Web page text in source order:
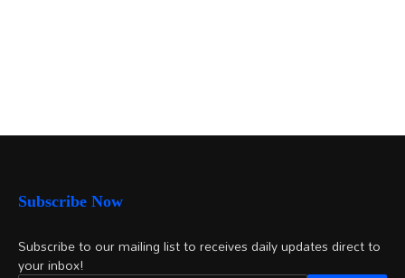
Subscribe Now
Subscribe to our mailing list to receives daily updates direct to
your inbox!